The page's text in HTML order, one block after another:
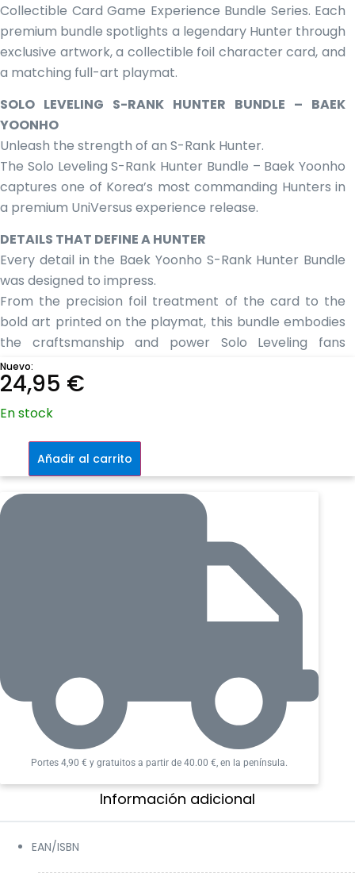
Baek
Yoonho
cantidad
Collectible Card Game Experience Bundle Series. Each
premium bundle spotlights a legendary Hunter through
exclusive artwork, a collectible foil character card, and
a matching full-art playmat.
SOLO LEVELING S-RANK HUNTER BUNDLE – BAEK
YOONHO
Unleash the strength of an S-Rank Hunter.
The Solo Leveling S-Rank Hunter Bundle – Baek Yoonho
captures one of Korea’s most commanding Hunters in
a premium UniVersus experience release.
DETAILS THAT DEFINE A HUNTER
Every detail in the Baek Yoonho S-Rank Hunter Bundle
was designed to impress.
From the precision foil treatment of the card to the
bold art printed on the playmat, this bundle embodies
the craftsmanship and power Solo Leveling fans
expect.
Alternate-universe artwork exclusive to this
release
Premium materials and sharp color detailing
Crafted for fans who demand more—just like an S-
Rank Hunter.
Nuevo:
24,95 €
En stock
Leveling:
Rank
Hunter
bundle
-
Añadir al carrito
Portes 4,90 € y gratuitos a partir de 40.00 €, en la península.
Información adicional​
EAN/ISBN